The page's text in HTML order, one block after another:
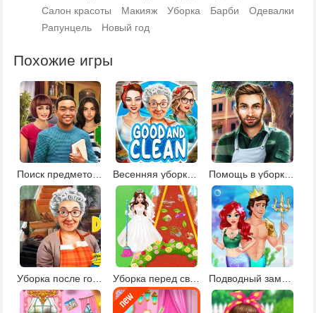
Салон красоты
Макияж Уборка Барби
Одевалки
Рапунцель
Новый год
Похожие игры
Поиск предметов в доме 2 Весенняя уборка в доме Помощь в уборке школы
Уборка после гостей Уборка перед свадьбой